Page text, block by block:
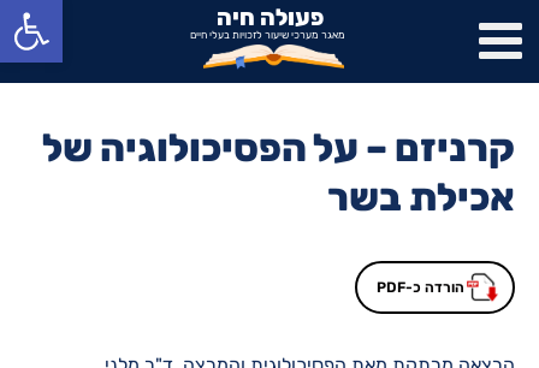
פתח סרגל נגישות פעולה חיה
מאגר מערכי שיעור לזכויות בעלי חיים
קרניזם – על הפסיכולוגיה של
אכילת בשר
הורדה כ-PDF